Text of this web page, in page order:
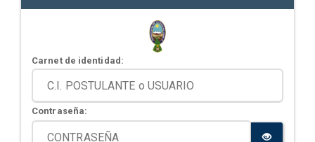
Carnet de identidad:
Contraseña: